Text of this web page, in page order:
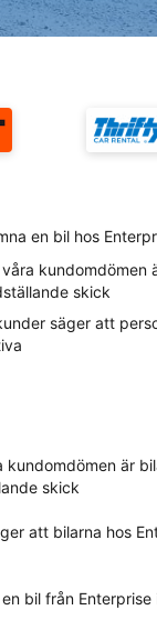
en bil hos
våra kundomdömen
skick
säger att
kundomdömen är
skick
att bilarna hos
bil från